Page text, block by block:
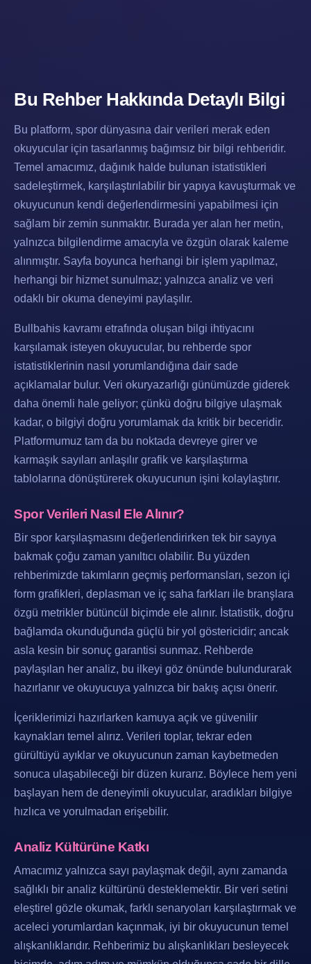
Bu Rehber Hakkında Detaylı Bilgi
Bu platform, spor dünyasına dair verileri merak eden
okuyucular için tasarlanmış bağımsız bir bilgi rehberidir.
Temel amacımız, dağınık halde bulunan istatistikleri
sadeleştirmek, karşılaştırılabilir bir yapıya kavuşturmak ve
okuyucunun kendi değerlendirmesini yapabilmesi için
sağlam bir zemin sunmaktır. Burada yer alan her metin,
yalnızca bilgilendirme amacıyla ve özgün olarak kaleme
alınmıştır. Sayfa boyunca herhangi bir işlem yapılmaz,
herhangi bir hizmet sunulmaz; yalnızca analiz ve veri
odaklı bir okuma deneyimi paylaşılır.
Bullbahis kavramı etrafında oluşan bilgi ihtiyacını
karşılamak isteyen okuyucular, bu rehberde spor
istatistiklerinin nasıl yorumlandığına dair sade
açıklamalar bulur. Veri okuryazarlığı günümüzde giderek
daha önemli hale geliyor; çünkü doğru bilgiye ulaşmak
kadar, o bilgiyi doğru yorumlamak da kritik bir beceridir.
Platformumuz tam da bu noktada devreye girer ve
karmaşık sayıları anlaşılır grafik ve karşılaştırma
tablolarına dönüştürerek okuyucunun işini kolaylaştırır.
Spor Verileri Nasıl Ele Alınır?
Bir spor karşılaşmasını değerlendirirken tek bir sayıya
bakmak çoğu zaman yanıltıcı olabilir. Bu yüzden
rehberimizde takımların geçmiş performansları, sezon içi
form grafikleri, deplasman ve iç saha farkları ile branşlara
özgü metrikler bütüncül biçimde ele alınır. İstatistik, doğru
bağlamda okunduğunda güçlü bir yol göstericidir; ancak
asla kesin bir sonuç garantisi sunmaz. Rehberde
paylaşılan her analiz, bu ilkeyi göz önünde bulundurarak
hazırlanır ve okuyucuya yalnızca bir bakış açısı önerir.
İçeriklerimizi hazırlarken kamuya açık ve güvenilir
kaynakları temel alırız. Verileri toplar, tekrar eden
gürültüyü ayıklar ve okuyucunun zaman kaybetmeden
sonuca ulaşabileceği bir düzen kurarız. Böylece hem yeni
başlayan hem de deneyimli okuyucular, aradıkları bilgiye
hızlıca ve yorulmadan erişebilir.
Analiz Kültürüne Katkı
Amacımız yalnızca sayı paylaşmak değil, aynı zamanda
sağlıklı bir analiz kültürünü desteklemektir. Bir veri setini
eleştirel gözle okumak, farklı senaryoları karşılaştırmak ve
aceleci yorumlardan kaçınmak, iyi bir okuyucunun temel
alışkanlıklarıdır. Rehberimiz bu alışkanlıkları besleyecek